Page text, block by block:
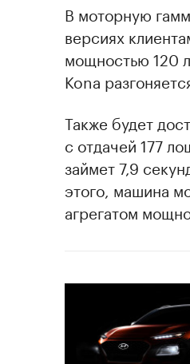
В моторную
версиях
мощностью 120
Kona
Также будет
с отдачей 177
займет 7,9
этого, машина
агрегатом